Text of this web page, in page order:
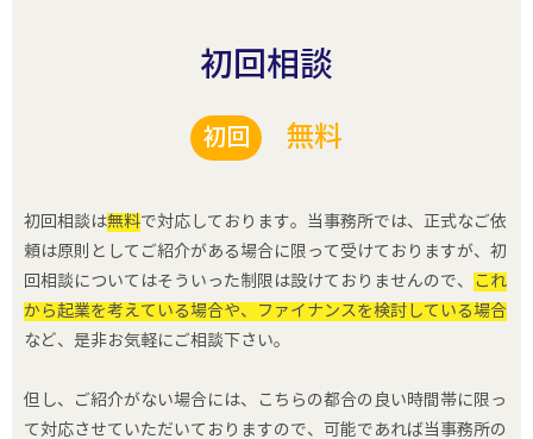
初回相談
初回 無料
初回相談は無料で対応しております。当事務所では、正式なご依
頼は原則としてご紹介がある場合に限って受けておりますが、初
回相談についてはそういった制限は設けておりませんので、
これ
から起業を考えている場合や、ファイナンスを検討している場合
など、是非お気軽にご相談下さい。
但し、ご紹介がない場合には、こちらの都合の良い時間帯に限っ
て対応させていただいておりますので、可能であれば当事務所の